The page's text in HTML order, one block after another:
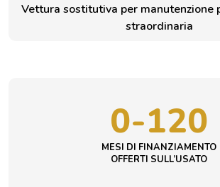
Vettura sostitutiva per manutenzione
straordinaria
0-120
MESI DI FINANZIAMENTO
OFFERTI SULL’USATO